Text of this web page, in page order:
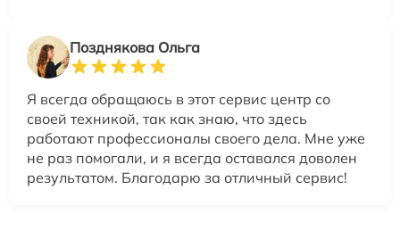
Позднякова Ольга
Я всегда обращаюсь в этот сервис центр со
своей техникой, так как знаю, что здесь
работают профессионалы своего дела. Мне уже
не раз помогали, и я всегда оставался доволен
результатом. Благодарю за отличный сервис!